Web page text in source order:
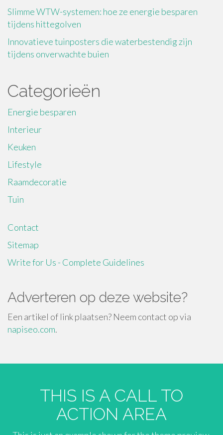
Slimme WTW-systemen: hoe ze energie besparen
tijdens hittegolven
Innovatieve tuinposters die waterbestendig zijn
tijdens onverwachte buien
Categorieën
Energie besparen
Interieur
Keuken
Lifestyle
Raamdecoratie
Tuin
Contact
Sitemap
Write for Us - Complete Guidelines
Adverteren op deze website?
Een artikel of link plaatsen? Neem contact op via
napiseo.com.
THIS IS A CALL TO
ACTION AREA